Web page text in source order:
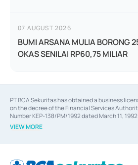
07 AUGUST 2026
BUMI ARSANA MULIA BORONG
OKAS SENILAI RP60,75 MILIAR
PT BCA Sekuritas has obtained a business
on the decree of the Financial Services
Number KEP-138/PM/1992 dated March 11,
dated February 28, 2014, a business license as
decree of the Financial Services Authority
Financial Services Authority Number S-67/
VIEW MORE